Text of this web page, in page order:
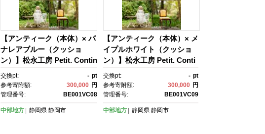
【アンティーク（本体）× パ
ナレアブルー（クッショ
ン）】松永工房 Petit. Contin
ue プティ・チェア ミニチュ
ア家具 1／3家具 ドール家
具 ドール 40～60センチ対
家具 木製 椅子 チェア ねこ
交換pt: - pt
参考寄附額:
300,000 円
管理番号:
BE001VC08
中部地方 静岡県 静岡市
【アンティーク（本体）× メ
イプルホワイト（クッショ
ン）】松永工房 Petit. Conti
nue プティ・チェア ミニチ
ュア家具 1／3家具 ドール家
具 ドール 40～60センチ対
家具 木製 椅子 チェア ねこ
交換pt: - pt
参考寄附額:
300,000 円
管理番号:
BE001VC09
中部地方 静岡県 静岡市